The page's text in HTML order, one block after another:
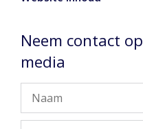
Neem contact
media